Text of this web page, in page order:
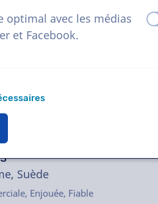
en moins de 24
avec le comédien via
nous vous aiderons
Suède
Enjouée, Fiable
optimal avec les médias
et Facebook.